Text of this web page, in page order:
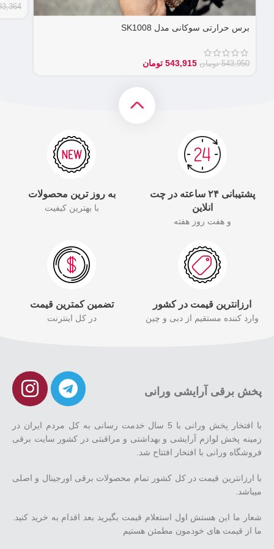
برس حرارتی سوکانی مدل SK1008
543,950 تومان 543,915 تومان
پشتیبانی ۲۴ ساعته در چت
انلاین
و هفت روز هفته
به روز ترین محصولات
با بهترین کیفیت
ارزانترین قیمت در کشور
وارد کننده مستقیم از دبی و چین
تضمین کمترین قیمت
در کل اینترنت
پخش برقی آرایشی ورانی
با افتخار پخش ورانی با 5 سال خدمت رسانی به کل مردم ایران در
زمینه پخش لوازم آرایشی و بهداشتی و مراقبتی در کشور سایت برقی
فروشگاه ورانی با افتخار افتتاح شد.
با ارزانترین قیمت در کل کشور تمام محصولات برقی اورجینال و اصلی
میباشد.
شعار ما این هستش اول استعلام قیمت بگیرید بعد اقدام به خرید کنید.
ما از قیمت های خودمون مطمئن هستیم